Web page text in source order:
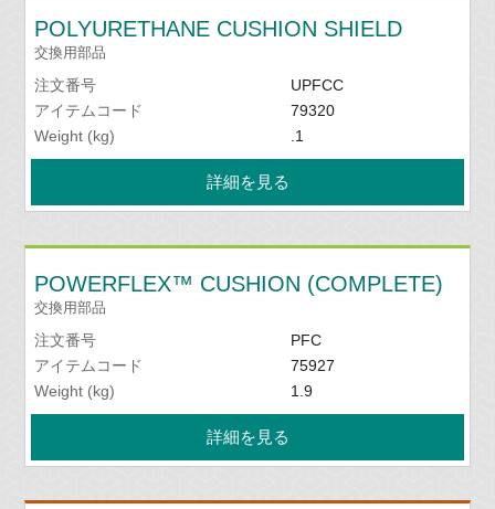
POLYURETHANE CUSHION SHIELD
交換用部品
注文番号
UPFCC
アイテムコード
79320
Weight (kg)
.1
詳細を見る
POWERFLEX™ CUSHION (COMPLETE)
交換用部品
注文番号
PFC
アイテムコード
75927
Weight (kg)
1.9
詳細を見る